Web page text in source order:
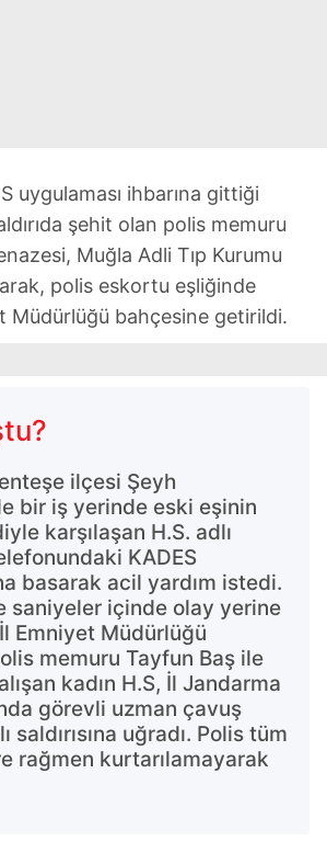
uygulaması ihbarına gittiği
şehit olan polis memuru
Muğla Adli Tıp Kurumu
polis eskortu eşliğinde
Müdürlüğü bahçesine getirildi.
ilçesi Şeyh
bir iş yerinde eski eşinin
karşılaşan H.S. adlı
KADES
basarak acil yardım istedi.
saniyeler içinde olay yerine
Emniyet Müdürlüğü
memuru Tayfun Baş ile
kadın H.S, İl Jandarma
görevli uzman çavuş
saldırısına uğradı. Polis tüm
rağmen kurtarılamayarak